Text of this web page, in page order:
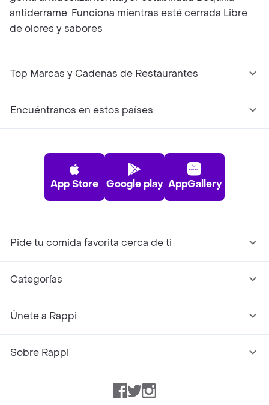
antiderrame: Funciona mientras esté cerrada Libre
de olores y sabores
Top Marcas y Cadenas de Restaurantes
Encuéntranos en estos países
App Store Google play AppGallery
Pide tu comida favorita cerca de ti
Categorías
Únete a Rappi
Sobre Rappi
Facebook
TwitterInstagram